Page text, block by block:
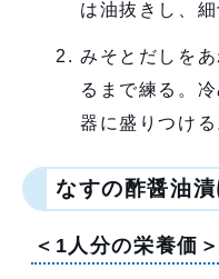
は油抜きし、細
みそとだしを
るまで練る。
器に盛りつける
なすの酢醤油漬
＜1人分の栄養価＞